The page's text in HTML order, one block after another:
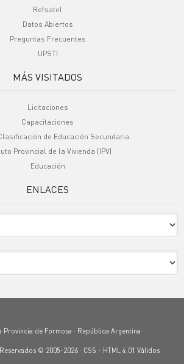
Refsatel
Datos Abiertos
Preguntas Frecuentes
UPSTI
MÁS VISITADOS
Licitaciones
Capacitaciones
de Educación Secundaria
Provincial de la Vivienda (IPV)
Educación
ENLACES
Provincia de Formosa · República Argentina
© 2005-2026 · CSS - HTML 4.01 Válidos